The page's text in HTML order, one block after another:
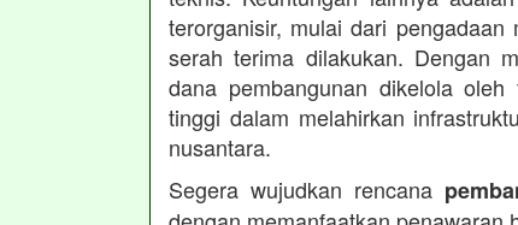
terorganisir, mulai dari
serah terima dilakukan. Dengan
dana pembangunan dikelola
tinggi dalam melahirkan
nusantara.
Segera wujudkan rencana